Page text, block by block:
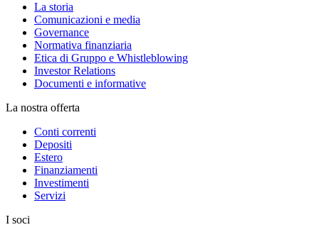
La storia
Comunicazioni e media
Governance
Normativa finanziaria
Etica di Gruppo e Whistleblowing
Investor Relations
Documenti e informative
La nostra offerta
Conti correnti
Depositi
Estero
Finanziamenti
Investimenti
Servizi
I soci